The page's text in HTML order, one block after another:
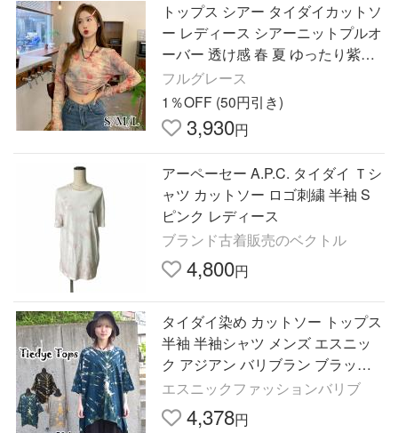
トップス シアー タイダイカットソ
ー レディース シアーニットプルオ
ーバー 透け感 春 夏 ゆったり紫外
線対策 UV対策 オーバーサイズ
フルグレース
1％OFF (50円引き)
3,930円
アーペーセー A.P.C. タイダイ Ｔシ
ャツ カットソー ロゴ刺繍 半袖 S
ピンク レディース
ブランド古着販売のベクトル
4,800円
タイダイ染め カットソー トップス
半袖 半袖シャツ メンズ エスニッ
ク アジアン バリブラン ブラック
コットン エスニックファッション
エスニックファッションバリブ
4,378円